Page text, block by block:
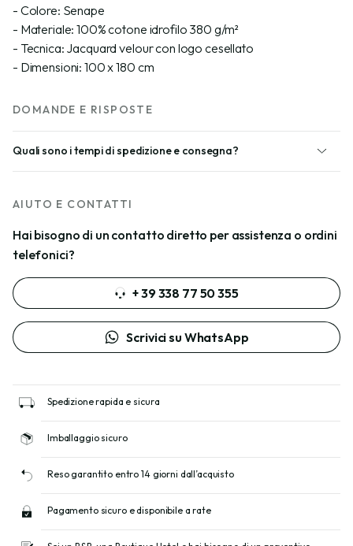
- Colore: Senape
- Materiale: 100% cotone idrofilo 380 g/m²
- Tecnica: Jacquard velour con logo cesellato
- Dimensioni: 100 x 180 cm
DOMANDE E RISPOSTE
Quali sono i tempi di spedizione e consegna?
AIUTO E CONTATTI
Hai bisogno di un contatto diretto per assistenza o ordini
telefonici?
+ 39 338 77 50 355
Scrivici su WhatsApp
Spedizione rapida e sicura
Imballaggio sicuro
Reso garantito entro 14 giorni dall’acquisto
Pagamento sicuro e disponibile a rate